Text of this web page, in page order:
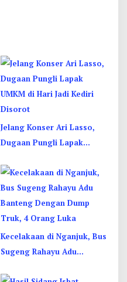
Jelang Konser Ari Lasso,
Dugaan Pungli Lapak
Disorot
Kecelakaan di Nganjuk, Bus
Sugeng Rahayu Adu